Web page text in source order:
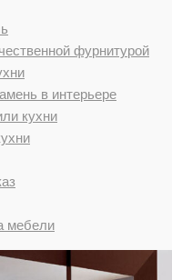
фурнитурой
в интерьере
кухни
мебели